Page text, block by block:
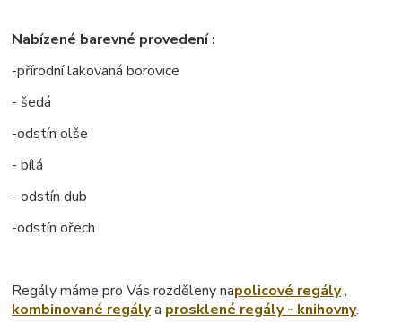
Nabízené barevné provedení :
-přírodní lakovaná borovice
- šedá
-odstín olše
- bílá
- odstín dub
-odstín ořech
Regály máme pro Vás rozděleny napolicové regály,
kombinované regálya prosklené regály - knihovny.